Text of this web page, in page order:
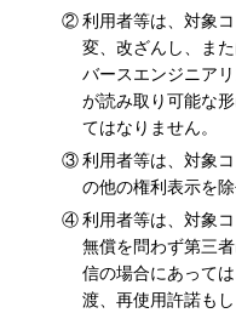
利用者等は、対象
変、改ざんし、ま
バースエンジニア
が読み取り可能な
てはなりません。
利用者等は、対象
の他の権利表示を
利用者等は、対象
無償を問わず第三
信の場合にあって
渡、再使用許諾も